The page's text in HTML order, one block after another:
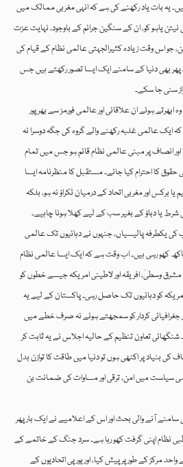
یہ بات یاد رکھنے کی ہے کہ انہی مغربی ممالک میں
نیتن یاہو کو، ان کے سنگین جرائم کے باوجود، نہایت عزت
جو اس وقت زیادہ کثیرالجہتی عالمی نظام کے قیام کی
پھر بھی دنیا کے سامنے ایک ایسا تصور رکھتے ہیں جس
سنی جا سکے۔
ہوئے ان علاقائی اور عالمی فورمز سے بھرپور
ایک عالمی غلبہ رکھنے والے گروہ کی جگہ دوسرا نہ
انصاف پر مبنی عالمی نظام قائم ہو جس میں تمام
کا احترام کیا جائے۔ مستقبل کا منظرنامہ ایسا
برکس اور مغربی اتحاد کے درمیان ٹکراؤ نہ ہو، بلکہ
شرط یا دباؤ کے بغیر سب کے لیے کھلا ہونا چاہیے۔
کی یکطرفہ پالیسیاں، جنہوں نے دہائیوں تک عالمی
کھو رہی ہیں۔ اب وقت ہے کہ ایک ایسا عالمی نظام
وسطیٰ، افریقہ اور لاطینی امریکہ جیسے خطوں کو
کو دہائیوں تک حاصل رہی۔ پاکستان کے لیے یہ
جغرافیائی کردار کو سمجھتے ہوئے نہ صرف خطے میں
شنگھائی تعاون تنظیم کے حالیہ اجلاس نے یہ ثابت کر
کی بنیاد پر اکٹھی ہوں تو دنیا میں طاقت کا توازن بدل
سیاست میں امن، ترقی اور مساوات کی ضمانت بن
آنے والی بحث اور اس کے اعلامیے نے ایک بار پھر
نظام اپنی گرفت کھو رہا ہے۔ سرد جنگ کے خاتمے کے
مرکز کے طور پر پیش کیا، اور یورپی اتحادیوں کے